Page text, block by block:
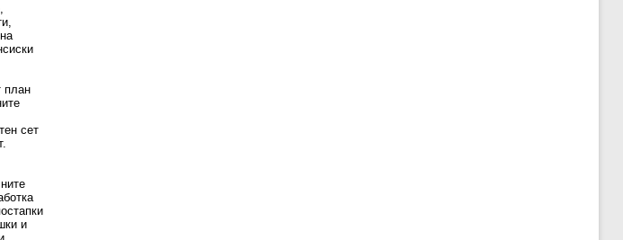
план
сет
и